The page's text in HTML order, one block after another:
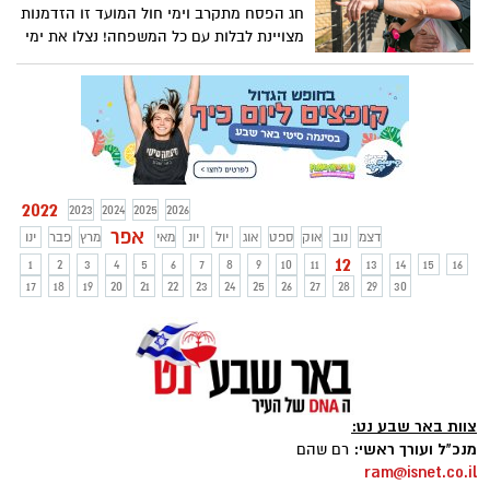
להציג זוויות אחרות להסתכל על החיים בנגב
שתפסו צלמים בדואים ויהודים בעדשת
המצלמה
חג הפסח מתקרב וימי חול המועד זו הזדמנות
מצויינת לבלות עם כל המשפחה! נצלו את ימי
החג וצאו ליהנות, במיוחד לשם כך אנו ב'באר
שבע נט' ריכזנו עבורכם את שלל האטרקציות
והפעילויות בבאר שבע והסביבה, חג שמח!
2022 2023 2024 2025
2026
ינו
פבר מרץ אפר מאי יונ יול אוג ספט אוק נוב
דצמ
1
2 3 4 5 6 7 8 9 10 11 12 13 14 15
16
17
18 19 20 21 22 23 24 25 26 27 28 29 30
צוות באר שבע נט:
מנכ"ל ועורך ראשי: רם שהם
ram@isnet.co.il